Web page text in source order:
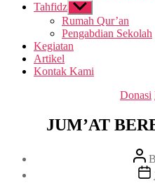
Tahfidz Show
sub
menu
Rumah Qur’an
Pengabdian Sekolah
Kegiatan
Artikel
Kontak Kami
Donasi
JUM’AT
Post
date